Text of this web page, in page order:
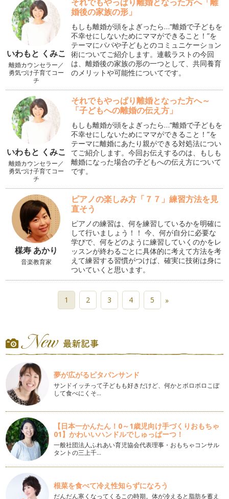
いわもと くみこ
離婚カウンセラー／
勇気づけ子育てコー
チ
婚後の家族の形」
もしも離婚が頭をよぎったら…“離婚で子どもを
不幸せにしないためにママができること！”を
テーマにパパや子どもとのコミュニケーション
術についてご紹介します。連載ラストの今回
は、離婚後の家族の形の一つとして、共同養育
のメリットや可能性についてです。
いわもと くみこ
離婚カウンセラー／
勇気づけ子育てコー
チ
それでもやっぱり離婚となった方へ～
「子どもへの離婚の伝え方」
もしも離婚が頭をよぎったら…“離婚で子どもを
不幸せにしないためにママができること！”を
テーマに離婚にあたり親ができる対処法につい
てご紹介します。今回お伝えするのは、もしも
離婚になった場合の子どもへの伝え方について
です。
楳寿 あかり
音楽教育家
ピアノの楽しみ方「７７」練習方法を見
直そう
ピアノの練習は、何を練習しているかを明確に
して行いましょう！！ 今、何が自分に必要な
学びで、何をどのように練習していくのかをレ
ッスンが終わるごとに具体的に考えて方法を考
えて練習する習慣がつけば、確実に技術は身に
ついていくと思います。
1 2 3 4 5 »
夢が広がるピタパンサンド
サンドイッチって子どもも好きだけど、何かとボロボロこぼ
して食べにくそ…
【日本一かんたん！0～1歳児向け手づくりおもちゃ
01】かわいいハンドルでしゅっぱーつ！
一般社団法人ふれあい育児協会代表理事・おもちゃコンサル
タントの三上千…
根菜を食べて冷え性知らずになろう
だんだん寒くなってくるこの時期。体が冷えると脂肪を蓄え